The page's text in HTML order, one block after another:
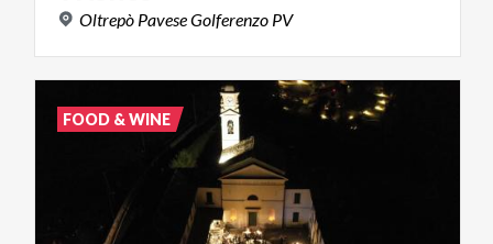
Oltrepò PaveseGolferenzo PV
FOOD & WINE